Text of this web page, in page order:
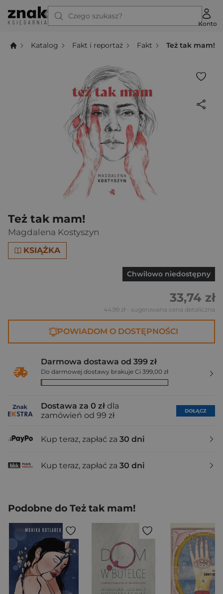
Czego szukasz?
Konto
Katalog Fakt i reportaż Fakt Też tak mam!
Też tak mam!
Magdalena Kostyszyn
KSIĄŻKA
Chwilowo niedostępny
33,74 zł
44,99 zł - sugerowana cena detaliczna
POWIADOM O DOSTĘPNOŚCI
Darmowa dostawa od 399 zł
Do darmowej dostawy brakuje Ci 399,00 zł
Dostawa za 0 zł dla
zamówień od 99 zł
DOŁĄCZ
Kup teraz, zapłać za 30 dni
Kup teraz, zapłać za 30 dni
Podobne do Też tak mam!